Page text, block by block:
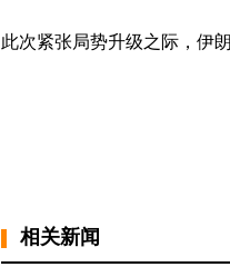
此次紧张局势升级之际，伊
相关新闻